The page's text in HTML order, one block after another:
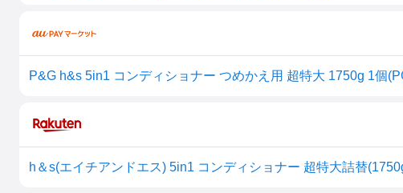
P&G h&s 5in1 コンディショナー つめかえ用 超特大 1750g 1個
h＆s(エイチアンドエス) 5in1 コンディショナー 超特大詰替